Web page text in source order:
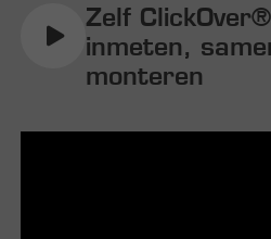
Zelf
inmeten,
monteren